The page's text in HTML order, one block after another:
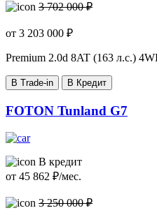
3 702 000 ₽
от 3 203 000 ₽
Premium 2.0d 8AT (163 л.с.)
В Trade-in В Кредит
FOTON Tunland G7
В кредит
от 45 862 ₽/мес.
3 250 000 ₽